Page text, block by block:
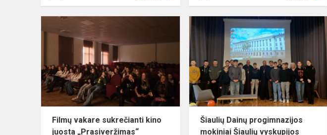
vakare
sukrečianti
kino
juosta
„Prasiveržimas“
Filmų vakare sukrečianti kino
juosta „Prasiveržimas“
Šiaulių Dainų progimnazijos
mokiniai Šiaulių vyskupijos